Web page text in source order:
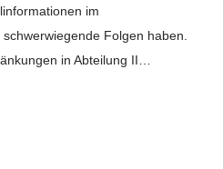
im
Folgen haben.
in Abteilung II…